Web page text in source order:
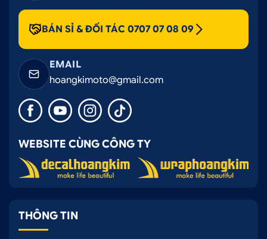
BÁN SỈ & ĐỐI TÁC 0707 07 08 09
EMAIL
hoangkimoto@gmail.com
WEBSITE CÙNG CÔNG TY
THÔNG TIN